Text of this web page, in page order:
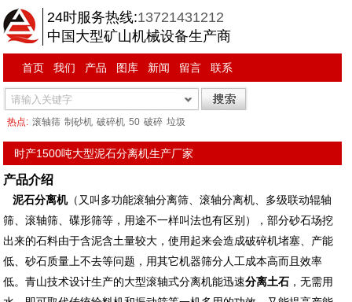
24时服务热线:13721431212
中国大型矿山机械设备生产商
首页 我们 产品 图库 新闻 留言 联系
热点: 滚轴筛 制砂机 破碎机 50 破碎 垃圾
时产1500吨大型泥石分离机生产厂家
产品介绍
泥石分离机（又叫多功能滚轴分离筛、滚轴分离机、多级联动辊轴
筛、滚轴筛、碟形筛等，用途不一样叫法也有区别），部分砂石场挖
出来的石料由于含泥含土量较大，使用起来会造成破碎机堵塞、产能
低、砂石质量上不去等问题，用其它机器筛分人工成本高而且效率
低。青山技术设计生产的大型滚轴式分离机能迅速分离土石 ，无需用